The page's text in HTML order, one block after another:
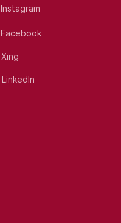
Instagram
Facebook
Xing
LinkedIn